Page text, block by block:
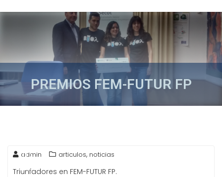
PREMIOS FEM-FUTUR FP
29
Jun
admin articulos, noticias
Triunfadores en FEM-FUTUR FP.